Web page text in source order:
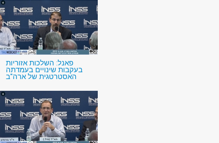
פאנל: השלכות אזוריות
בעקבות שינויים בעמדתה
האסטרטגית של ארה"ב